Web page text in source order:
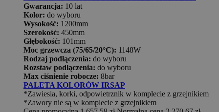
Gwarancja: 10 lat
Kolor: do wyboru
Wysokość: 1200mm
Szerokość: 450mm
Głębokość: 101mm
Moc grzewcza (75/65/20°C): 1148W
Rodzaj podłączenia: do wyboru
Rozstaw podłączenia: do wyboru
Max ciśnienie robocze: 8bar
PALETA KOLORÓW IRSAP
*Zawiesia, korki, odpowietrznik w komplecie z grzejnikiem
*Zawory nie są w komplecie z grzejnikiem